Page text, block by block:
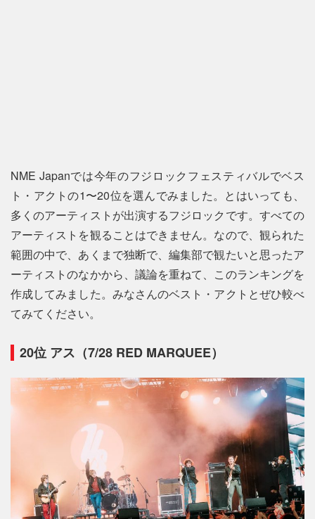
NME Japanでは今年のフジロックフェスティバルでベス
ト・アクトの1〜20位を選んでみました。とはいっても、
多くのアーティストが出演するフジロックです。すべての
アーティストを観ることはできません。なので、観られた
範囲の中で、あくまで独断で、編集部で観たいと思ったア
ーティストのなかから、議論を重ねて、このランキングを
作成してみました。みなさんのベスト・アクトとぜひ較べ
てみてください。
20位 アス（7/28 RED MARQUEE）